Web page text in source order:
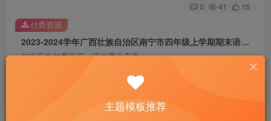
0 41 15
2023-2024学年广西壮族自治区南宁市四年级上学期期末语文真题及答案(Word版)
此内容为付费资源，请付费后查看
9.6
免费
付费资源
主题模板推荐